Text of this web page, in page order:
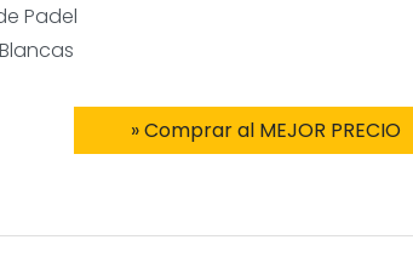
Padel
» Comprar al MEJOR PRECIO